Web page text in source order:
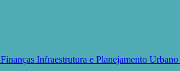
Finanças Infraestrutura e Planejamento Urbano